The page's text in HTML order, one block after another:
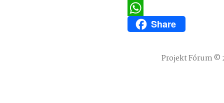
Twitter
WhatsAppShare
Projekt Fórum ©